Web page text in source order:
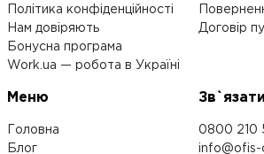
Політика конфіденційності
Нам довіряють
Бонусна програма
Work.ua — робота в Україні
Договір
Меню
Головна
Блог
0800 210